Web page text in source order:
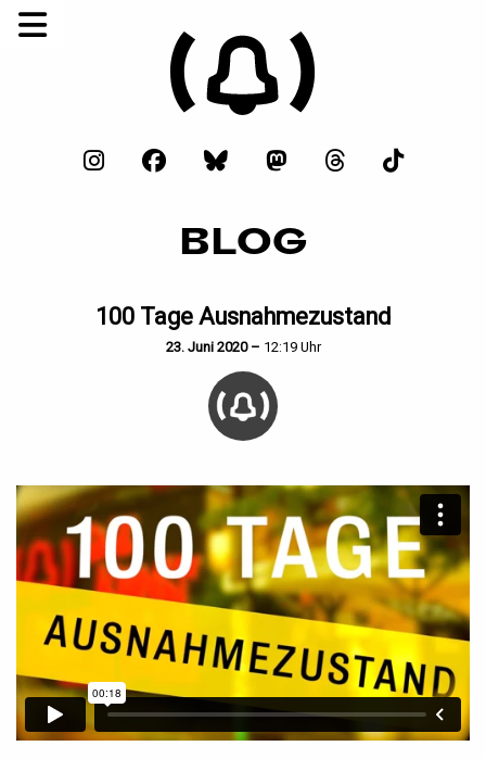
BLOG
100 Tage Ausnahmezustand
23. Juni 2020 – 12:19 Uhr